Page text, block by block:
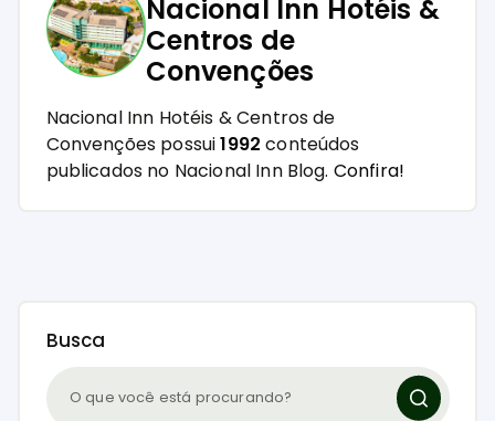
Nacional Inn Hotéis &
Centros de
Convenções
Nacional Inn Hotéis & Centros de
Convenções possui1992 conteúdos
publicados no Nacional Inn Blog. Confira!
Busca